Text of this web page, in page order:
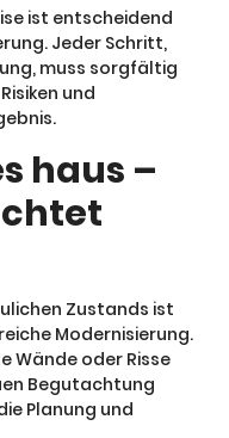
ist entscheidend
Jeder Schritt,
muss sorgfältig
und
haus –
Zustands ist
Modernisierung.
Wände oder Risse
Begutachtung
Planung und